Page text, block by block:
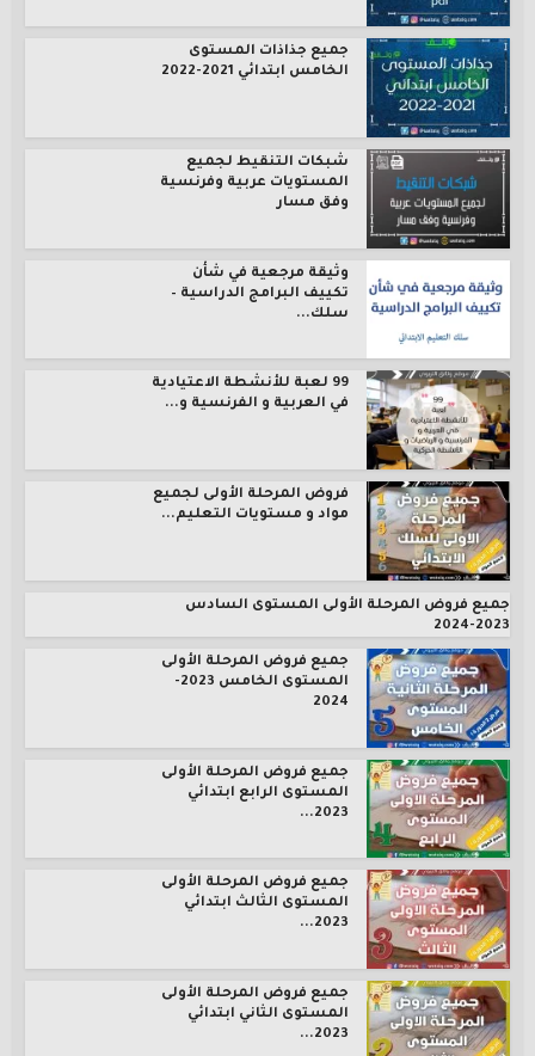
جميع جذاذات المستوى
الخامس ابتدائي 2021-2022
شبكات التنقيط لجميع
المستويات عربية وفرنسية
وفق مسار
وثيقة مرجعية في شأن
تكييف البرامج الدراسية –
سلك...
99 لعبة للأنشطة الاعتيادية
في العربية و الفرنسية و...
فروض المرحلة الأولى لجميع
مواد و مستويات التعليم...
جميع فروض المرحلة الأولى المستوى السادس
2023-2024
جميع فروض المرحلة الأولى
المستوى الخامس 2023-
2024
جميع فروض المرحلة الأولى
المستوى الرابع ابتدائي
2023...
جميع فروض المرحلة الأولى
المستوى الثالث ابتدائي
2023...
جميع فروض المرحلة الأولى
المستوى الثاني ابتدائي
2023...